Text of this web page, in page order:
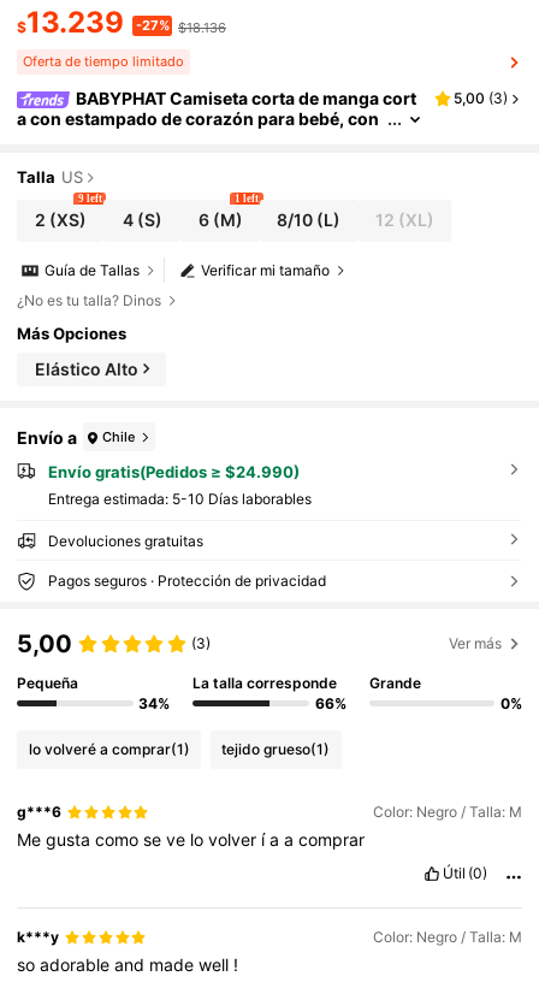
$13.239 -27% $18.136
Oferta de tiempo limitado
BABYPHAT Camiseta corta de manga cort
a con estampado de corazón para bebé, con
5,00 (3)
Talla US
2 (XS)
9 left
4(S) 6(M)
1 left
8/10 (L) 12 (XL)
Verificar mi tamaño
Guía de Tallas
¿No es tu talla? Dinos
Más Opciones
Elástico Alto
Envío a Chile
Envío gratis(Pedidos ≥ $24.990)
Entrega estimada: 5-10 Días laborables
Devoluciones gratuitas
Pagos seguros · Protección de privacidad
5,00 (3) Ver más
Pequeña
34%
La talla corresponde
66%
Grande
0%
lo volveré a comprar(1) tejido grueso(1)
g***6 Color: Negro / Talla: M
Megustacomoseve lovolver íaacomprar
Útil (0)
k***y Color: Negro / Talla: M
soadorableand madewell !